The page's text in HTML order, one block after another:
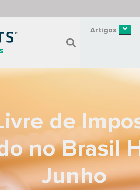
Artigos
de
no Brasil
Junho